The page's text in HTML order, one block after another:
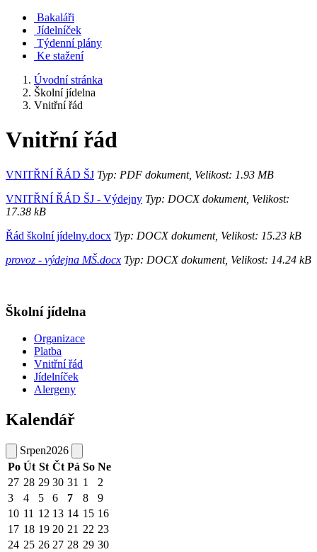
Bakaláři
Jídelníček
Týdenní plány
Ke stažení
Úvodní stránka
Školní jídelna
Vnitřní řád
Vnitřní řád
VNITŘNÍ ŘÁD ŠJ Typ: PDF dokument, Velikost: 1.93 MB
VNITŘNÍ ŘÁD ŠJ - Výdejny Typ: DOCX dokument, Velikost:
17.38 kB
Řád školní jídelny.docx Typ: DOCX dokument, Velikost: 15.23 kB
provoz - výdejna MŠ.docx Typ: DOCX dokument, Velikost: 14.24 kB
Školní jídelna
Organizace
Platba
Vnitřní řád
Jídelníček
Alergeny
Kalendář
Srpen2026
Po Út St Čt Pá So Ne
27 28 29 30 31 1
2
3
4 5 6 7 8
9
10 11 12 13 14 15 16
17 18 19 20 21 22 23
24 25 26 27 28 29 30